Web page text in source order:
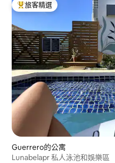
旅客精選榜首
旅客精選
Guerrero的公寓
Lunabelapr 私人泳池和娛樂區